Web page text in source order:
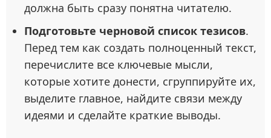
должна быть сразу понятна читателю.
Подготовьте черновой список тезисов.
Перед тем как создать полноценный текст,
перечислите все ключевые мысли,
которые хотите донести, сгруппируйте их,
выделите главное, найдите связи между
идеями и сделайте краткие выводы.